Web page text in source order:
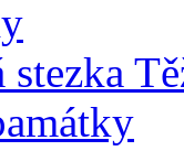
stezka